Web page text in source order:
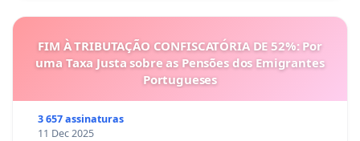
FIM À TRIBUTAÇÃO CONFISCATÓRIA DE 52%: Por
uma Taxa Justa sobre as Pensões dos Emigrantes
Portugueses
3 657 assinaturas
11 Dec 2025